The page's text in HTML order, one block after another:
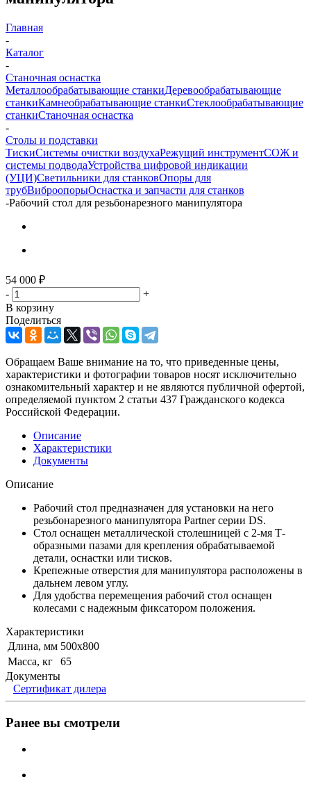
Главная
-
Каталог
-
Станочная оснастка
Металлообрабатывающие станкиДеревообрабатывающие
станкиКамнеобрабатывающие станкиСтеклообрабатывающие
станкиСтаночная оснастка
-
Столы и подставки
ТискиСистемы очистки воздухаРежущий инструментСОЖ и
системы подводаУстройства цифровой индикации
(УЦИ)Светильники для станковОпоры для
трубВиброопорыОснастка и запчасти для станков
-Рабочий стол для резьбонарезного манипулятора
54 000 ₽
-
+
В корзину
Поделиться
Обращаем Ваше внимание на то, что приведенные цены,
характеристики и фотографии товаров носят исключительно
ознакомительный характер и не являются публичной офертой,
определяемой пунктом 2 статьи 437 Гражданского кодекса
Российской Федерации.
Описание
Характеристики
Документы
Описание
Рабочий стол предназначен для установки на него
резьбонарезного манипулятора Partner серии DS.
Стол оснащен металлической столешницей с 2-мя Т-
образными пазами для крепления обрабатываемой
детали, оснастки или тисков.
Крепежные отверстия для манипулятора расположены в
дальнем левом углу.
Для удобства перемещения рабочий стол оснащен
колесами с надежным фиксатором положения.
Характеристики
Длина, мм 500х800
Масса, кг
65
Документы
Сертификат дилера
Ранее вы смотрели